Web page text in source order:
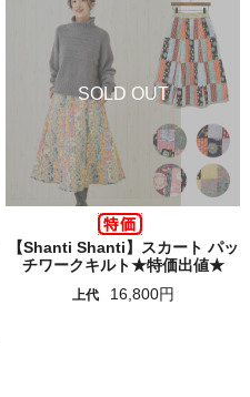
【Shanti Shanti】スカート パッ
チワークキルト★特価出値★
上代 16,800円